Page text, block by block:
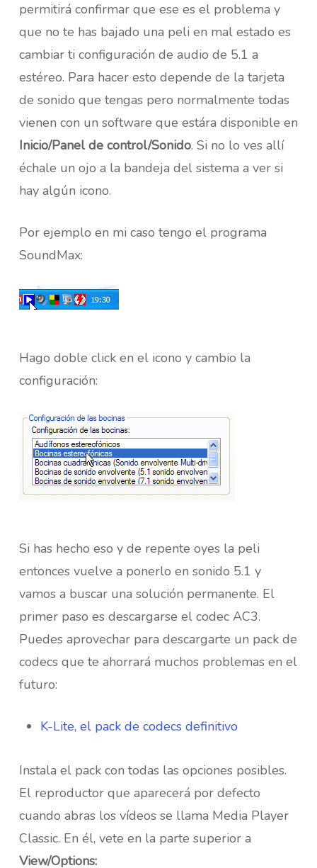
permitirá confirmar que ese es el problema y
que no te has bajado una peli en mal estado es
cambiar ti configuración de audio de 5.1 a
estéreo. Para hacer esto depende de la tarjeta
de sonido que tengas pero normalmente todas
vienen con un software que estára disponible en
Inicio/Panel de control/Sonido. Si no lo ves allí
échale un ojo a la bandeja del sistema a ver si
hay algún icono.
Por ejemplo en mi caso tengo el programa
SoundMax:
Hago doble click en el icono y cambio la
configuración:
Si has hecho eso y de repente oyes la peli
entonces vuelve a ponerlo en sonido 5.1 y
vamos a buscar una solución permanente. El
primer paso es descargarse el codec AC3.
Puedes aprovechar para descargarte un pack de
codecs que te ahorrará muchos problemas en el
futuro:
K-Lite, el pack de codecs definitivo
Instala el pack con todas las opciones posibles.
El reproductor que aparecerá por defecto
cuando abras los vídeos se llama Media Player
Classic. En él, vete en la parte superior a
View/Options: